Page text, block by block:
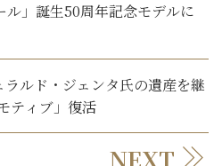
ル」誕生50周年記念モデルに
ルド・ジェンタ氏の遺産を継
ティブ」復活
NEXT